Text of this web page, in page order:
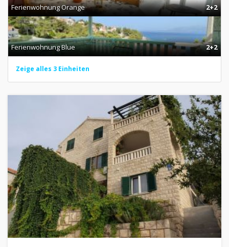
Ferienwohnung Orange 2+2
Ferienwohnung Blue 2+2
Zeige alles 3 Einheiten